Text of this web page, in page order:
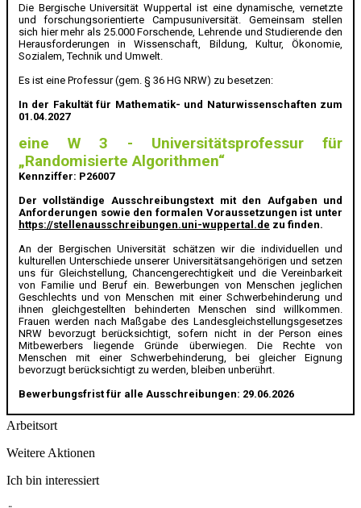
Die Bergische Universität Wuppertal ist eine dynamische, vernetzte
und forschungsorientierte Campusuniversität. Gemeinsam stellen
sich hier mehr als 25.000 Forschende, Lehrende und Studierende den
Herausforderungen in Wissenschaft, Bildung, Kultur, Ökonomie,
Sozialem, Technik und Umwelt.
Es ist eine Professur (gem. § 36 HG NRW) zu besetzen:
In der Fakultät für Mathematik- und Naturwissenschaften zum
01.04.2027
eine W 3 - Universitätsprofessur für
„Randomisierte Algorithmen“
Kennziffer: P26007
Der vollständige Ausschreibungstext mit den Aufgaben und
Anforderungen sowie den formalen Voraussetzungen ist unter
https://stellenausschreibungen.uni-wuppertal.de zu finden.
An der Bergischen Universität schätzen wir die individuellen und
kulturellen Unterschiede unserer Universitätsangehörigen und setzen
uns für Gleichstellung, Chancengerechtigkeit und die Vereinbarkeit
von Familie und Beruf ein. Bewerbungen von Menschen jeglichen
Geschlechts und von Menschen mit einer Schwerbehinderung und
ihnen gleichgestellten behinderten Menschen sind willkommen.
Frauen werden nach Maßgabe des Landesgleichstellungsgesetzes
NRW bevorzugt berücksichtigt, sofern nicht in der Person eines
Mitbewerbers liegende Gründe überwiegen. Die Rechte von
Menschen mit einer Schwerbehinderung, bei gleicher Eignung
bevorzugt berücksichtigt zu werden, bleiben unberührt.
Bewerbungsfrist für alle Ausschreibungen: 29.06.2026
Arbeitsort
Weitere Aktionen
Ich bin interessiert